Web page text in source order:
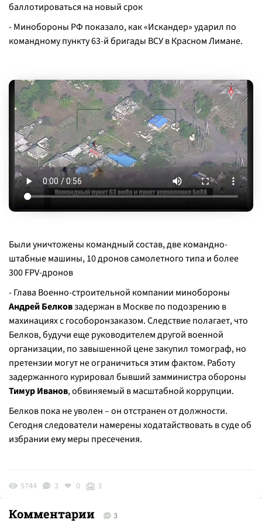
баллотироваться на новый срок
- Минобороны РФ показало, как «Искандер» ударил по
командному пункту 63-й бригады ВСУ в Красном Лимане.
Были уничтожены командный состав, две командно-
штабные машины, 10 дронов самолетного типа и более
300 FPV-дронов
- Глава Военно-строительной компании минобороны
Андрей Белковзадержан в Москве по подозрению в
махинациях с гособоронзаказом. Следствие полагает, что
Белков, будучи еще руководителем другой военной
организации, по завышенной цене закупил томограф, но
претензии могут не ограничиться этим фактом. Работу
задержанного курировал бывший замминистра обороны
Тимур Иванов, обвиняемый в масштабной коррупции.
Белков пока не уволен – он отстранен от должности.
Сегодня следователи намерены ходатайствовать в суде об
избрании ему меры пресечения.
5744 3 0 3
Комментарии 3